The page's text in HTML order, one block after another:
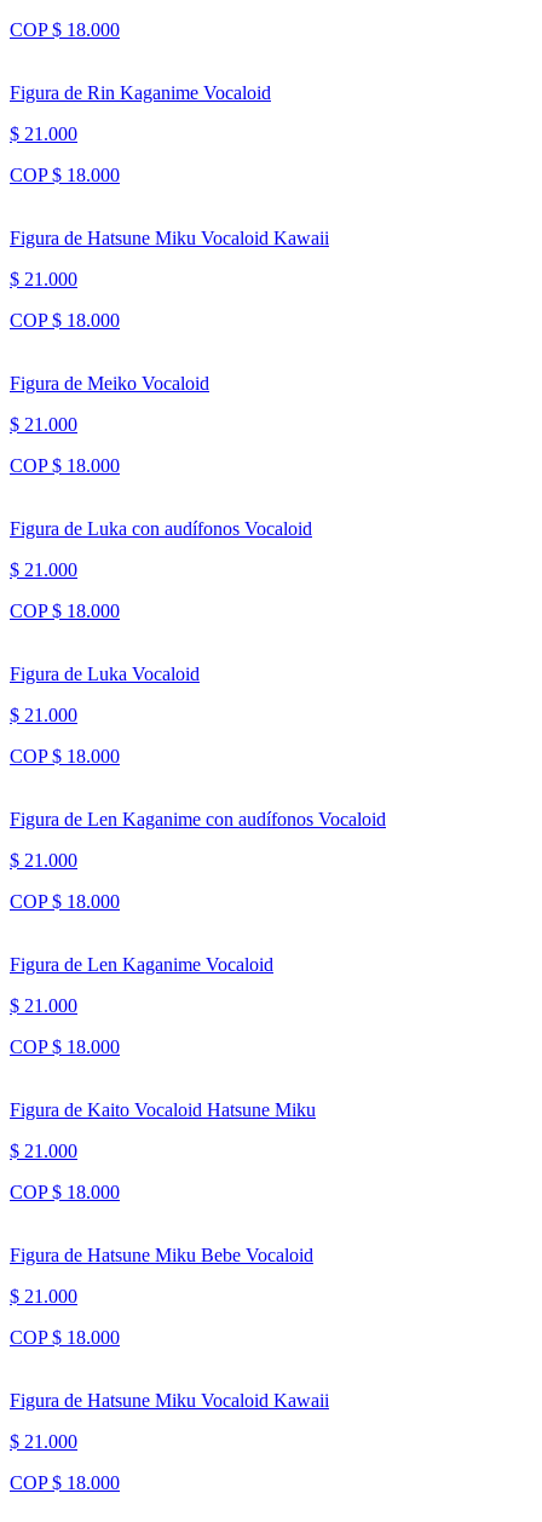
COP $ 18.000
Figura de Rin Kaganime Vocaloid
$ 21.000
COP $ 18.000
Figura de Hatsune Miku Vocaloid Kawaii
$ 21.000
COP $ 18.000
Figura de Meiko Vocaloid
$ 21.000
COP $ 18.000
Figura de Luka con audífonos Vocaloid
$ 21.000
COP $ 18.000
Figura de Luka Vocaloid
$ 21.000
COP $ 18.000
Figura de Len Kaganime con audífonos Vocaloid
$ 21.000
COP $ 18.000
Figura de Len Kaganime Vocaloid
$ 21.000
COP $ 18.000
Figura de Kaito Vocaloid Hatsune Miku
$ 21.000
COP $ 18.000
Figura de Hatsune Miku Bebe Vocaloid
$ 21.000
COP $ 18.000
Figura de Hatsune Miku Vocaloid Kawaii
$ 21.000
COP $ 18.000